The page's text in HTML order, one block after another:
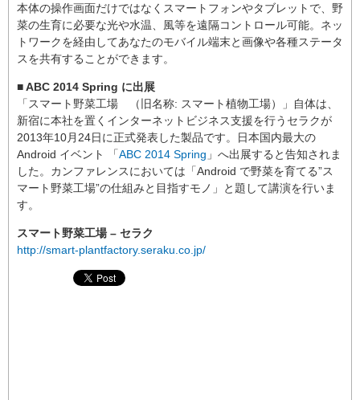
本体の操作画面だけではなくスマートフォンやタブレットで、野
菜の生育に必要な光や水温、風等を遠隔コントロール可能。ネッ
トワークを経由してあなたのモバイル端末と画像や各種ステータ
スを共有することができます。
■ ABC 2014 Spring に出展
「スマート野菜工場 （旧名称: スマート植物工場）」自体は、
新宿に本社を置くインターネットビジネス支援を行うセラクが
2013年10月24日に正式発表した製品です。日本国内最大の
Android イベント 「ABC 2014 Spring 」へ出展すると告知されま
した。カンファレンスにおいては「Android で野菜を育てる”ス
マート野菜工場”の仕組みと目指すモノ」と題して講演を行いま
す。
スマート野菜工場 – セラク
http://smart-plantfactory.seraku.co.jp/